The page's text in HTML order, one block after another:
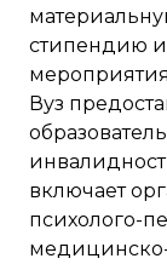
стипендию и
Вуз
включает
психолого-